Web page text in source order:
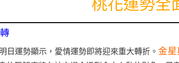
日運勢顯示，愛情運勢即將迎來重大轉折。 金